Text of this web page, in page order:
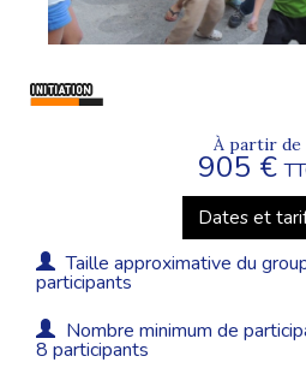
À partir de
905 €
Dates et
Taille approximative du
participants
Nombre minimum de
8 participants